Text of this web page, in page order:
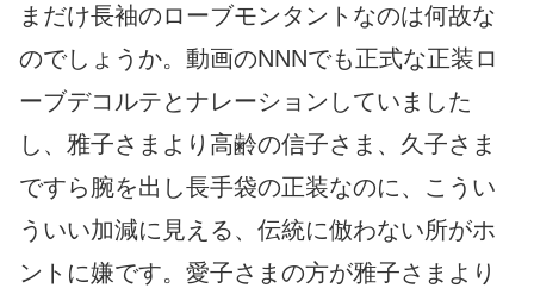
まだけ長袖のローブモンタントなのは何故な
のでしょうか。動画のNNNでも正式な正装ロ
ーブデコルテとナレーションしていました
し、雅子さまより高齢の信子さま、久子さま
ですら腕を出し長手袋の正装なのに、こうい
ういい加減に見える、伝統に倣わない所がホ
ントに嫌です。愛子さまの方が雅子さまより